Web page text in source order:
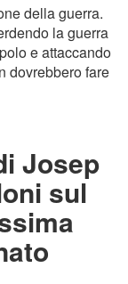
della guerra.
la guerra
e attaccando
dovrebbero fare
Josep
sul